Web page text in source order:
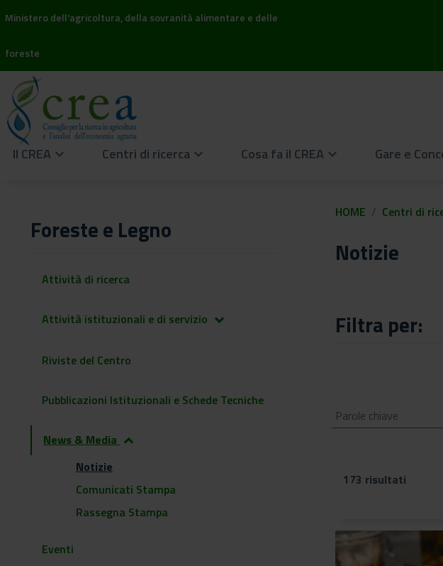
Ministero dell'agricoltura, della sovranità alimentare e delle
foreste
Il CREA keyboard_arrow_down Centri di ricerca keyboard_arrow_down Cosa fa il CREA keyboard_arrow_down Gare e
Foreste e Legno
Attività di ricerca
Attività istituzionali e di servizio keyboard_arrow_down
Riviste del Centro
Pubblicazioni Istituzionali e Schede Tecniche
News & Media keyboard_arrow_up
Notizie
Comunicati Stampa
Rassegna Stampa
Eventi
HOME Centri di
Notizie
Filtra per:
173 risultati